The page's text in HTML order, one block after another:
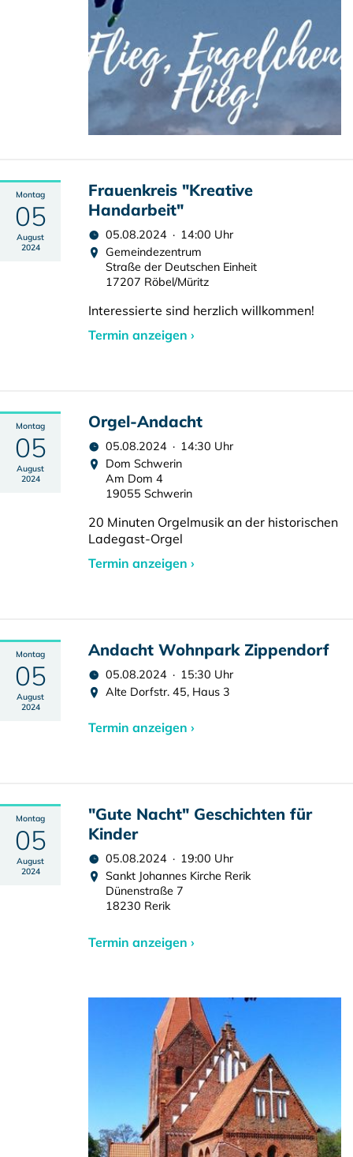
Montag
05
August
2024
Frauenkreis "Kreative
Handarbeit"
05.08.2024 · 14:00 Uhr
Gemeindezentrum
Straße der Deutschen Einheit
17207 Röbel/Müritz
Interessierte sind herzlich willkommen!
Termin anzeigen ›
Montag
05
August
2024
Orgel-Andacht
05.08.2024 · 14:30 Uhr
Dom Schwerin
Am Dom 4
19055 Schwerin
20 Minuten Orgelmusik an der historischen
Ladegast-Orgel
Termin anzeigen ›
Montag
05
August
2024
Andacht Wohnpark Zippendorf
05.08.2024 · 15:30 Uhr
Alte Dorfstr. 45, Haus 3
Termin anzeigen ›
Montag
05
August
2024
"Gute Nacht" Geschichten für
Kinder
05.08.2024 · 19:00 Uhr
Sankt Johannes Kirche Rerik
Dünenstraße 7
18230 Rerik
Termin anzeigen ›